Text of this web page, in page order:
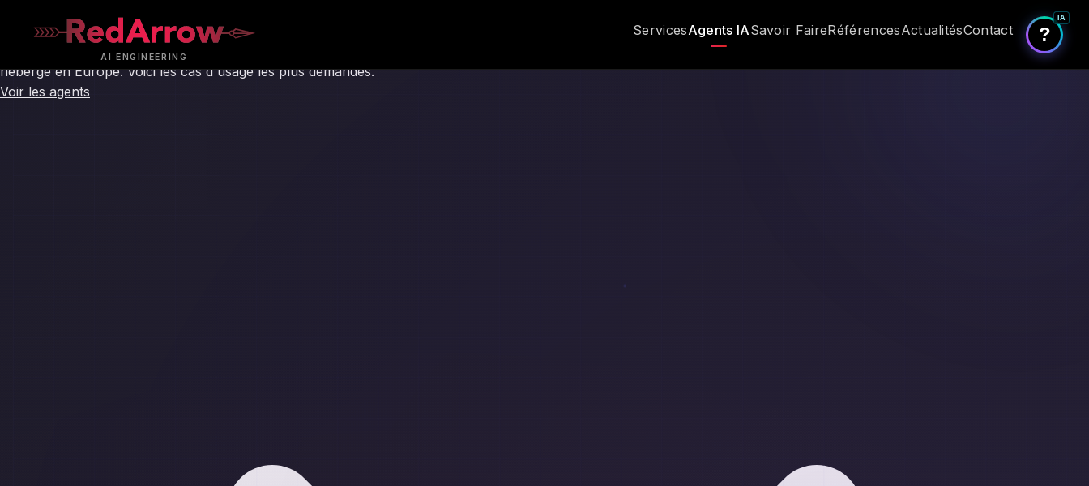
AI ENGINEERING
ServicesAgents IASavoir FaireRéférencesActualitésContact ?
IA
Nos agents IA, pensés
On ne vend pas un logiciel tout prêt. On
, à partir de votre métier et de vos outils. Développé par notre équipe à Paris, livré en 3 semaines,
hébergé en Europe. Voici les cas d'usage les plus demandés.
Voir les agents